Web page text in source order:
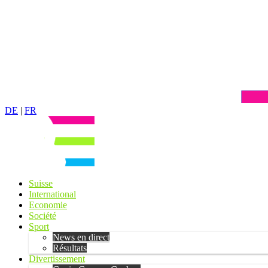
DE | FR
Suisse
International
Economie
Société
Sport
News en direct
Résultats
Divertissement